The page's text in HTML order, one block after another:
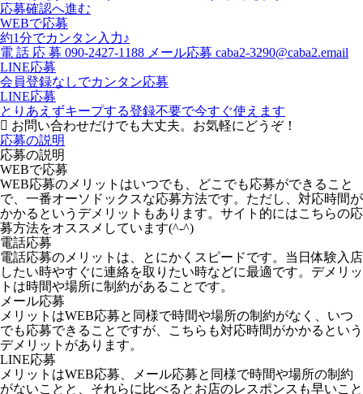
応募確認へ進む
WEBで応募
約1分でカンタン入力♪
電 話 応 募 090-2427-1188 メール応募 caba2-3290@caba2.email
LINE応募
会員登録なしでカンタン応募
LINE応募
とりあえずキープする登録不要で今すぐ使えます
お問い合わせだけでも大丈夫。お気軽にどうぞ！
応募の説明
応募の説明
WEBで応募
WEB応募のメリットはいつでも、どこでも応募ができること
で、一番オーソドックスな応募方法です。ただし、対応時間が
かかるというデメリットもあります。サイト的にはこちらの応
募方法をオススメしています(^-^)
電話応募
電話応募のメリットは、とにかくスピードです。当日体験入店
したい時やすぐに連絡を取りたい時などに最適です。デメリッ
トは時間や場所に制約があることです。
メール応募
メリットはWEB応募と同様で時間や場所の制約がなく、いつ
でも応募できることですが、こちらも対応時間がかかるという
デメリットがあります。
LINE応募
メリットはWEB応募、メール応募と同様で時間や場所の制約
がないことと、それらに比べるとお店のレスポンスも早いこと